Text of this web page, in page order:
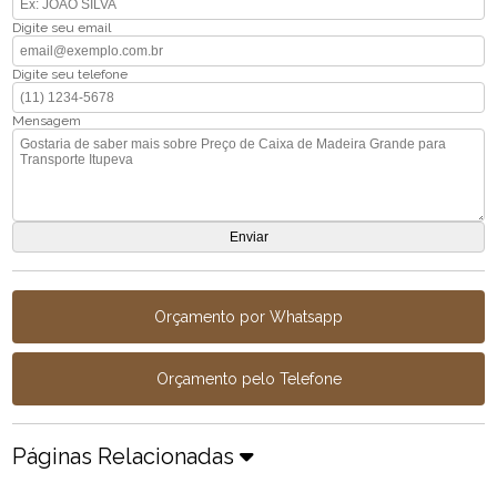
Digite seu email
Digite seu telefone
Mensagem
Orçamento por Whatsapp
Orçamento pelo Telefone
Páginas Relacionadas